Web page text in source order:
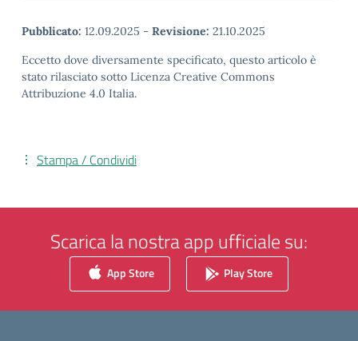
Pubblicato: 12.09.2025 - Revisione: 21.10.2025
Eccetto dove diversamente specificato, questo articolo è
stato rilasciato sotto Licenza Creative Commons
Attribuzione 4.0 Italia.
Stampa / Condividi
Scarica la nostra app ufficiale su:
App Store Play Store